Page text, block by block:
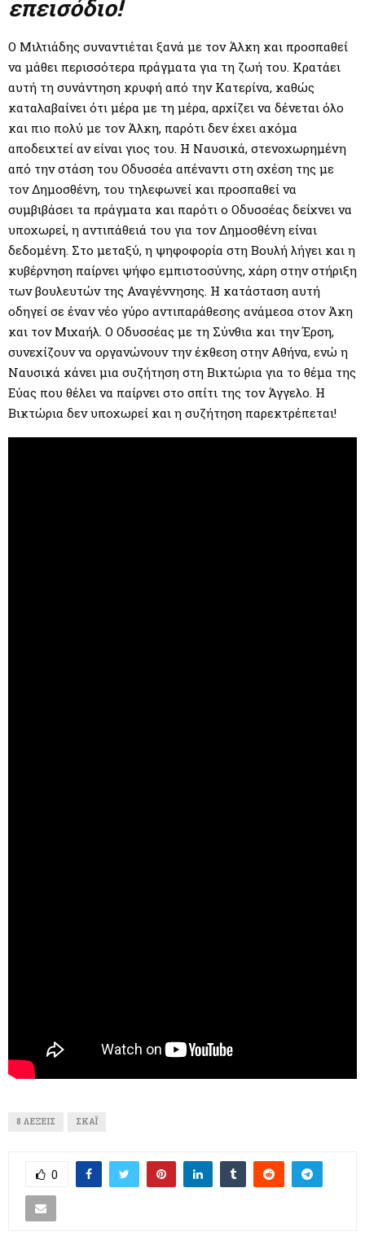
E
N
U
επεισόδιο!
Ο Μιλτιάδης συναντιέται ξανά με τον Άλκη και προσπαθεί
να μάθει περισσότερα πράγματα για τη ζωή του. Κρατάει
αυτή τη συνάντηση κρυφή από την Κατερίνα, καθώς
καταλαβαίνει ότι μέρα με τη μέρα, αρχίζει να δένεται όλο
και πιο πολύ με τον Άλκη, παρότι δεν έχει ακόμα
αποδειχτεί αν είναι γιος του. Η Ναυσικά, στενοχωρημένη
από την στάση του Οδυσσέα απέναντι στη σχέση της με
τον Δημοσθένη, του τηλεφωνεί και προσπαθεί να
συμβιβάσει τα πράγματα και παρότι ο Οδυσσέας δείχνει να
υποχωρεί, η αντιπάθειά του για τον Δημοσθένη είναι
δεδομένη. Στο μεταξύ, η ψηφοφορία στη Βουλή λήγει και η
κυβέρνηση παίρνει ψήφο εμπιστοσύνης, χάρη στην στήριξη
των βουλευτών της Αναγέννησης. Η κατάσταση αυτή
οδηγεί σε έναν νέο γύρο αντιπαράθεσης ανάμεσα στον Άκη
και τον Μιχαήλ. Ο Οδυσσέας με τη Σύνθια και την Έρση,
συνεχίζουν να οργανώνουν την έκθεση στην Αθήνα, ενώ η
Ναυσικά κάνει μια συζήτηση στη Βικτώρια για το θέμα της
Εύας που θέλει να παίρνει στο σπίτι της τον Άγγελο. Η
Βικτώρια δεν υποχωρεί και η συζήτηση παρεκτρέπεται!
8 ΛΈΞΕΙΣ ΣΚΑΪ
0